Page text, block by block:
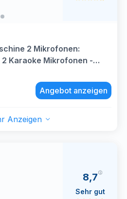
2 Mikrofonen:
Karaoke Mikrofonen -
Geschenk für
Lautsprecher
Angebot anzeigen
Anzeigen
8,7
Sehr gut